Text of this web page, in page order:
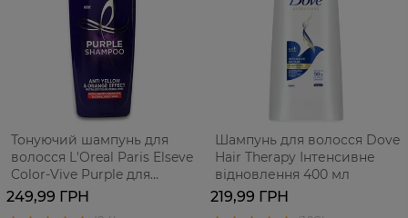
Тонуючий шампунь для
волосся L'Oreal Paris Elseve
Color-Vive Purple для
освітленого та
мелірованого волосся 1 шт
249,99 ГРН
Шампунь для волосся Dove
Hair Therapy Інтенсивне
відновлення 400 мл
219,99 ГРН